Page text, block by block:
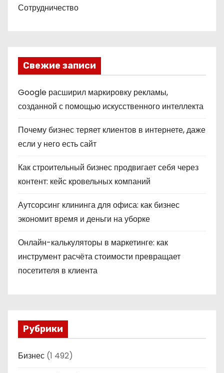
Сотрудничество
Свежие записи
Google расширил маркировку рекламы,
созданной с помощью искусственного интеллекта
Почему бизнес теряет клиентов в интернете, даже
если у него есть сайт
Как строительный бизнес продвигает себя через
контент: кейс кровельных компаний
Аутсорсинг клининга для офиса: как бизнес
экономит время и деньги на уборке
Онлайн-калькуляторы в маркетинге: как
инструмент расчёта стоимости превращает
посетителя в клиента
Рубрики
Бизнес (1 492)